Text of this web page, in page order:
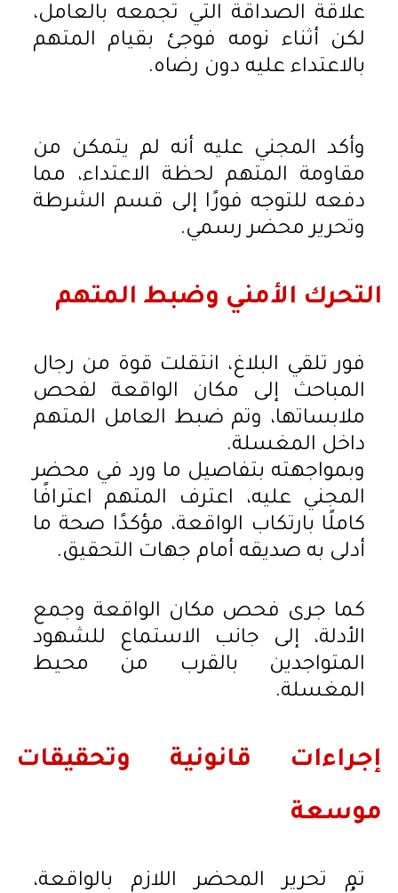
علاقة الصداقة التي تجمعه بالعامل،
لكن أثناء نومه فوجئ بقيام المتهم
بالاعتداء عليه دون رضاه.
وأكد المجني عليه أنه لم يتمكن من
مقاومة المتهم لحظة الاعتداء، مما
دفعه للتوجه فورًا إلى قسم الشرطة
وتحرير محضر رسمي.
التحرك الأمني وضبط المتهم
فور تلقي البلاغ، انتقلت قوة من رجال
المباحث إلى مكان الواقعة لفحص
ملابساتها، وتم ضبط العامل المتهم
داخل المغسلة.
وبمواجهته بتفاصيل ما ورد في محضر
المجني عليه، اعترف المتهم اعترافًا
كاملًا بارتكاب الواقعة، مؤكدًا صحة ما
أدلى به صديقه أمام جهات التحقيق.
كما جرى فحص مكان الواقعة وجمع
الأدلة، إلى جانب الاستماع للشهود
المتواجدين بالقرب من محيط
المغسلة.
إجراءات قانونية وتحقيقات
موسعة
تم تحرير المحضر اللازم بالواقعة،